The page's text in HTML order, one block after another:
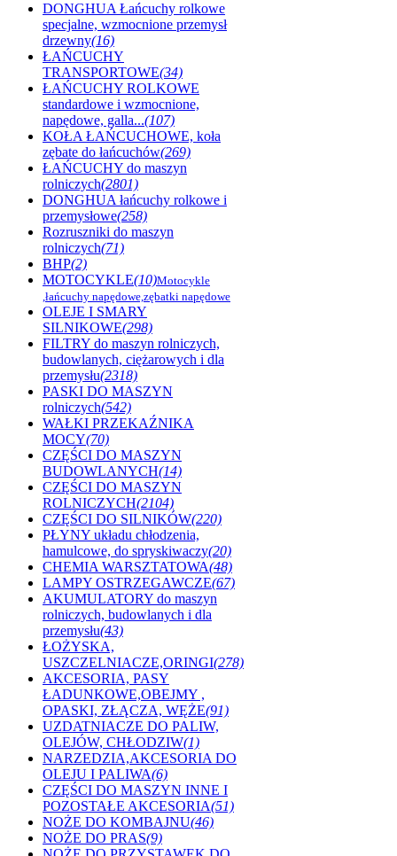
DONGHUA Łańcuchy rolkowe
specjalne, wzmocnione przemysł
drzewny(16)
ŁAŃCUCHY
TRANSPORTOWE(34)
ŁAŃCUCHY ROLKOWE
standardowe i wzmocnione,
napędowe, galla...(107)
KOŁA ŁAŃCUCHOWE, koła
zębate do łańcuchów(269)
ŁAŃCUCHY do maszyn
rolniczych(2801)
DONGHUA łańcuchy rolkowe i
przemysłowe(258)
Rozruszniki do maszyn
rolniczych(71)
BHP(2)
MOTOCYKLE(10)Motocykle
,łańcuchy napędowe,zębatki napędowe
OLEJE I SMARY
SILNIKOWE(298)
FILTRY do maszyn rolniczych,
budowlanych, ciężarowych i dla
przemysłu(2318)
PASKI DO MASZYN
rolniczych(542)
WAŁKI PRZEKAŹNIKA
MOCY(70)
CZĘŚCI DO MASZYN
BUDOWLANYCH(14)
CZĘŚCI DO MASZYN
ROLNICZYCH(2104)
CZĘŚCI DO SILNIKÓW(220)
PŁYNY układu chłodzenia,
hamulcowe, do spryskiwaczy(20)
CHEMIA WARSZTATOWA(48)
LAMPY OSTRZEGAWCZE(67)
AKUMULATORY do maszyn
rolniczych, budowlanych i dla
przemysłu(43)
ŁOŻYSKA,
USZCZELNIACZE,ORINGI(278)
AKCESORIA, PASY
ŁADUNKOWE,OBEJMY ,
OPASKI, ZŁĄCZA, WĘŻE(91)
UZDATNIACZE DO PALIW,
OLEJÓW, CHŁODZIW(1)
NARZEDZIA,AKCESORIA DO
OLEJU I PALIWA(6)
CZĘŚCI DO MASZYN INNE I
POZOSTAŁE AKCESORIA(51)
NOŻE DO KOMBAJNU(46)
NOŻE DO PRAS(9)